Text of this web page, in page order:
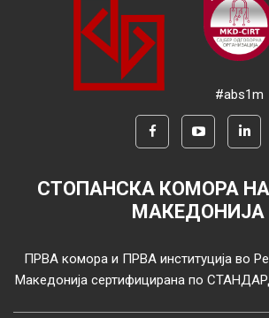
#abs1m
СТОПАНСКА КОМОРА
МАКЕДОНИЈА
ПРВА комора и ПРВА институција во
Македонија сертифицирана по